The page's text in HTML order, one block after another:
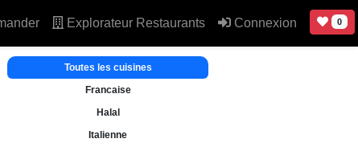
Explorateur Restaurants Connexion 0
Toutes les cuisines
Francaise
Halal
Italienne